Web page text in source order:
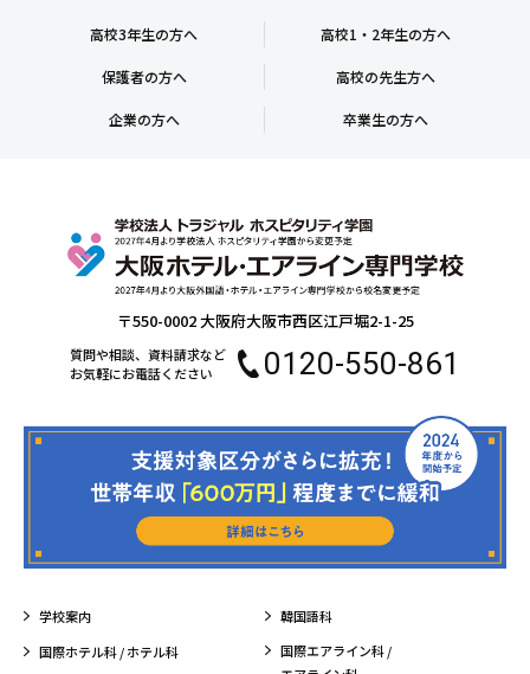
高校3年生の方へ 高校1・2年生の方へ
保護者の方へ 高校の先生方へ
企業の方へ 卒業生の方へ
〒550-0002 大阪府大阪市西区江戸堀2-1-25
質問や相談、資料請求など
お気軽にお電話ください
0120-550-861
学校案内
韓国語科
国際ホテル科 / ホテル科
国際エアライン科 /